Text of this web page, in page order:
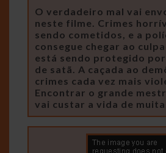
O verdadeiro mal vai
neste filme. Crimes
sendo cometidos, e a
consegue chegar ao
está sendo protegido
de satã. A caçada ao
crimes cada vez mais
Encontrar o grande
vai custar a vida de